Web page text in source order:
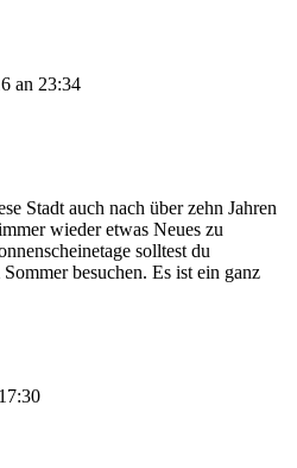
an 23:34
Stadt auch nach über zehn Jahren
wieder etwas Neues zu
solltest du
besuchen. Es ist ein ganz